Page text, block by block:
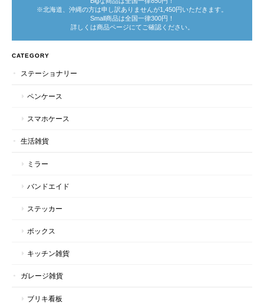
※北海道、沖縄の方は申し訳ありませんが1,450円いただきます。
Small商品は全国一律300円！
詳しくは商品ページにてご確認ください。
CATEGORY
ステーショナリー
ペンケース
スマホケース
生活雑貨
ミラー
バンドエイド
ステッカー
ボックス
キッチン雑貨
ガレージ雑貨
ブリキ看板